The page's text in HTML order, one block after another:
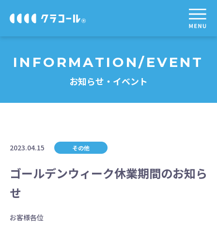
INFORMATION/EVENT
お知らせ・イベント
2023.04.15 その他
ゴールデンウィーク休業期間のお知ら
せ
お客様各位